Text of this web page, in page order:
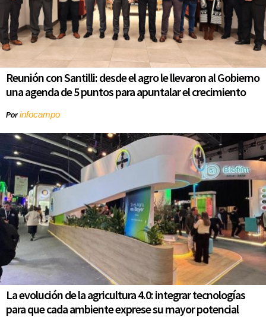
Reunión con Santilli: desde el agro le llevaron al Gobierno
una agenda de 5 puntos para apuntalar el crecimiento
Porinfocampo
La evolución de la agricultura 4.0: integrar tecnologías
para que cada ambiente exprese su mayor potencial